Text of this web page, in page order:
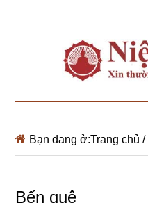
Bạn đang ở:Trang chủ /
Bến quê